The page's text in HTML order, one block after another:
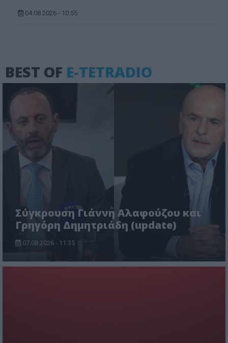
04.08.2026 - 10:55
BEST OF E-TETRADIO
Σύγκρουση Γιάννη Αλαφούζου και
Γρηγόρη Δημητριάδη (update)
07.08.2026 - 11:35